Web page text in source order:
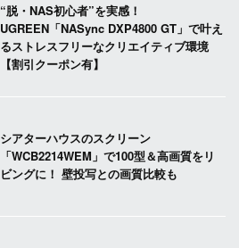
“脱・NAS初心者”を実感！
UGREEN「NASync DXP4800 GT」で叶え
るストレスフリーなクリエイティブ環境
【割引クーポン有】
シアターハウスのスクリーン
「WCB2214WEM」で100型＆高画質をリ
ビングに！ 壁投写との画質比較も